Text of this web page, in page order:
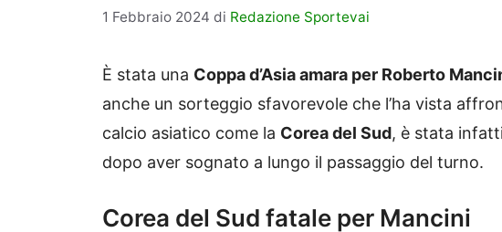
1 Febbraio 2024 di Redazione Sportevai
È stata una Coppa d’Asia amara per Roberto
anche un sorteggio sfavorevole che l’ha vista
calcio asiatico come la Corea del Sud, è stata
dopo aver sognato a lungo il passaggio del turno.
Corea del Sud fatale per Mancini